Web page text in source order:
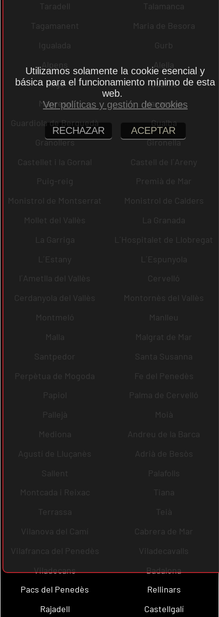
Taradell
Talamanca
Tagamanent
Maria de Besora
Igualada
Gurb
Alpens
Alella
Bagà
Cabrils
Manresa
Navarcles
Guardiola de Berguedà
Gualba
Granollers
Gironella
Castellet i la Gornal
Castell de l´Areny
Puig-reig
Premià de Mar
Monistrol de Montserrat
Monistrol de Calders
Mollet del Vallès
La Granada
La Garriga
L´Hospitalet de Llobregat
L´Estany
L´Espunyola
l´Ametlla del Vallès
Cervelló
Cerdanyola del Vallès
Montornès del Vallès
Montmeló
Manlleu
Malla
Malgrat de Mar
Santpedor
Santa Susanna
Perpètua de Mogoda
Fe del Penedès
Papiol
Palma de Cervelló
Pallejà
Moià
Mediona
Andreu de la Barca
Agustí de Lluçanès
Adrià de Besòs
Sallent
Palafolls
Montcada i Reixac
Tiana
Terrassa
Teià
Vilanova del Camí
Cabrera de Mar
Vilafranca del Penedès
Viladecavalls
Viladecans
Badalona
Pacs del Penedès
Rellinars
Rajadell
Castellgalí
Utilizamos solamente la cookie esencial y
básica para el funcionamiento mínimo de esta
web.
Ver políticas y gestión de cookies
RECHAZAR ACEPTAR